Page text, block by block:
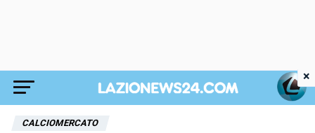
CALCIOMERCATO
×